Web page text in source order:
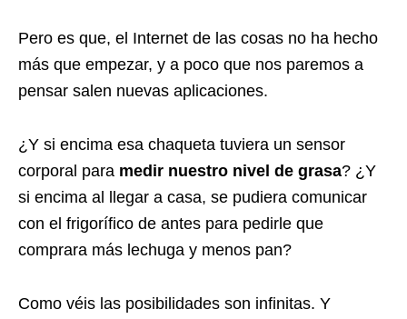
Pero es que, el Internet de las cosas no ha hecho
más que empezar, y a poco que nos paremos a
pensar salen nuevas aplicaciones.
¿Y si encima esa chaqueta tuviera un sensor
corporal para medir nuestro nivel de grasa? ¿Y
si encima al llegar a casa, se pudiera comunicar
con el frigorífico de antes para pedirle que
comprara más lechuga y menos pan?
Como véis las posibilidades son infinitas. Y